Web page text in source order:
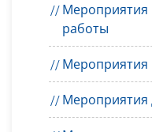
Мероприятия
работы
Мероприятия